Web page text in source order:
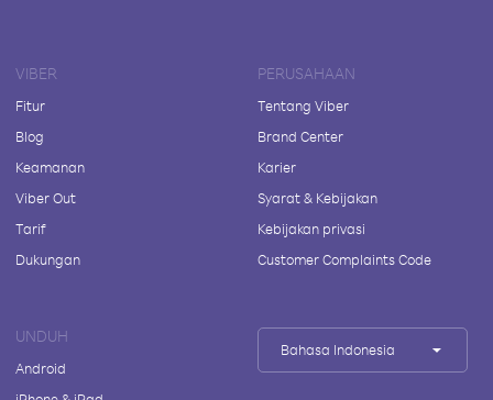
VIBER
Fitur
Blog
Keamanan
Viber Out
Tarif
Dukungan
PERUSAHAAN
Tentang Viber
Brand Center
Karier
Syarat & Kebijakan
Kebijakan privasi
Customer Complaints Code
UNDUH
Android
Bahasa Indonesia